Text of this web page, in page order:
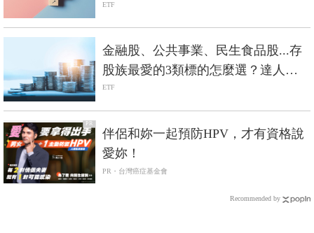
ETF
金融股、公共事業、民生食品股...存
股族最愛的3類標的怎麼選？達人：
其實ETF是更好的選擇
ETF
PR
伴侶和妳一起預防HPV，才有資格說
愛妳！
PR・台灣癌症基金會
Recommended by